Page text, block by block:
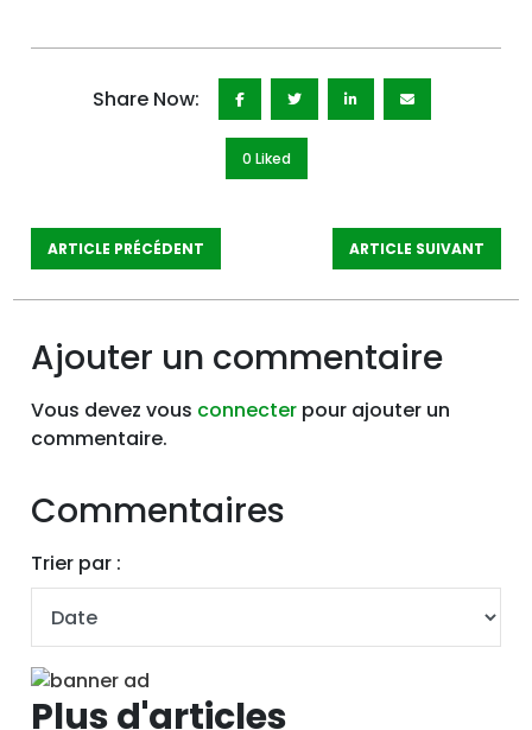
Share Now:
0 Liked
ARTICLE PRÉCÉDENT ARTICLE SUIVANT
Ajouter un commentaire
Vous devez vous connecter pour ajouter un
commentaire.
Commentaires
Trier par :
Plus d'articles